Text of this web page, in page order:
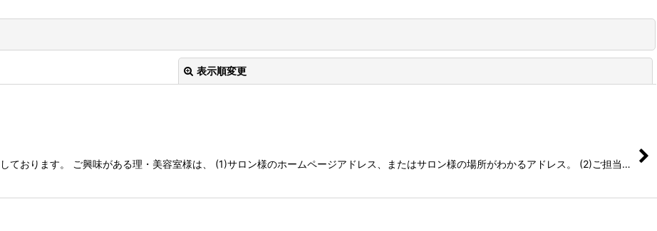
表示順変更
ております。 ご興味がある理・美容室様は、 (1)サロン様のホームページアドレス、またはサロン様の場所がわかるアドレス。 (2)ご担当…